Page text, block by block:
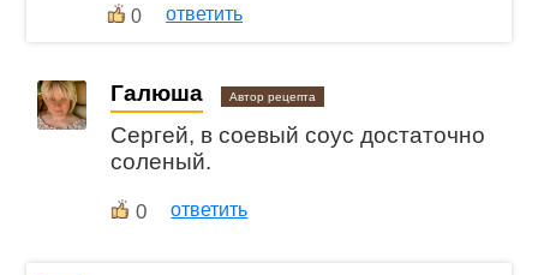
0 ответить
Галюша Автор рецепта
Сергей, в соевый соус достаточно
соленый.
0 ответить